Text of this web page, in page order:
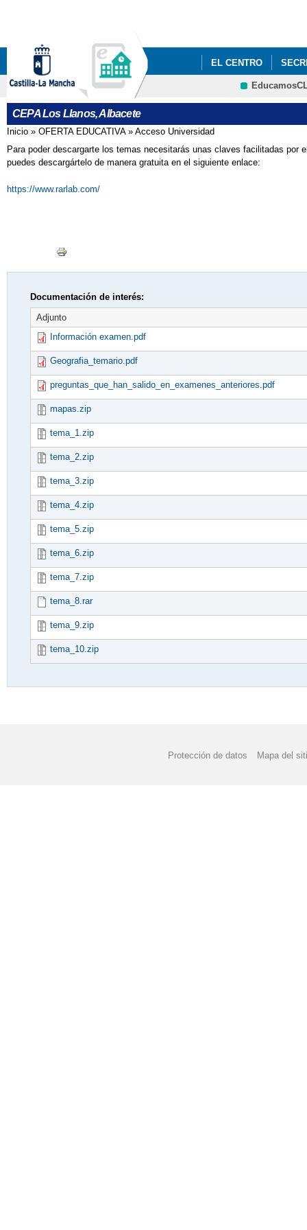
EL CENTRO
USUARIOS
CEPA Los Llanos, Albacete
Se encuentra usted aquí
Inicio » OFERTA EDUCATIVA» Acceso Universidad
Para poder descargarte los temas necesitarás unas claves facilitadas por
puedes descargártelo de manera gratuita en el siguiente enlace:
https://www.rarlab.com/
Documentación de interés:
Adjunto
Información examen.pdf
Geografia_temario.pdf
preguntas_que_han_salido_en_examenes_anteriores.pdf
mapas.zip
tema_1.zip
tema_2.zip
tema_3.zip
tema_4.zip
tema_5.zip
tema_6.zip
tema_7.zip
tema_8.rar
tema_9.zip
tema_10.zip
Protección de datos Mapa del